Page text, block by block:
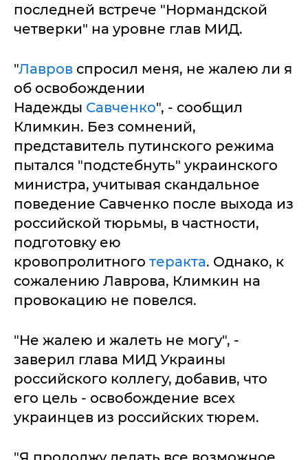
последней встрече "Нормандской
четверки" на уровне глав МИД.
"Лавров спросил меня, не жалею ли я
об освобождении
Надежды Савченко", - сообщил
Климкин. Без сомнений,
представитель путинского режима
пытался "подстебнуть" украинского
министра, учитывая скандальное
поведение Савченко после выхода из
российской тюрьмы, в частности,
подготовку ею
кровопролитного теракта. Однако, к
сожалению Лаврова, Климкин на
провокацию не повелся.
"Не жалею и жалеть не могу", -
заверил глава МИД Украины
российского коллегу, добавив, что
его цель - освобождение всех
украинцев из российских тюрем.